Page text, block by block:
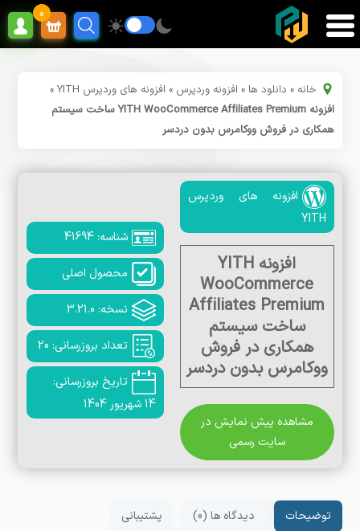
0
خانه » دانلود ها » افزونه وردپرس » افزونه های وردپرس YITH
»
افزونه YITH WooCommerce Affiliates Premium ساخت سیستم
همکاری در فروش ووکامرس بدون دردسر
افزونه های وردپرس
YITH
افزونه YITH
WooCommerce
Affiliates Premium
ساخت سیستم
همکاری در فروش
ووکامرس بدون دردسر
مشاهده پیش نمایش در
سایت رسمی
شناسه: 41694
محصول اصلی
نسخه: 3.21.0
تعداد بروزرسانی: 20
تاریخ بروزرسانی:
14 شهریور 1404
توضیحات دیدگاه ها (0) پشتیبانی